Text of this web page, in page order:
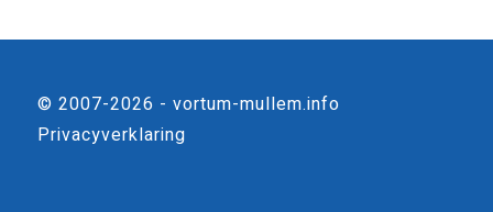
© 2007-2026 - vortum-mullem.info
Privacyverklaring